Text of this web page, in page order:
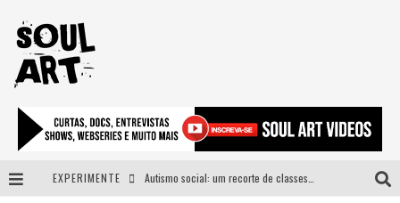
EXPERIMENTE